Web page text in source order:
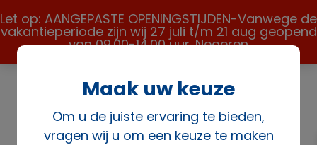
Let op: AANGEPASTE OPENINGSTIJDEN-Vanwege de
vakantieperiode zijn wij 27 juli t/m 21 aug geopend
van 09.00-14.00 uur.Negeren
Maak uw keuze
Om u de juiste ervaring te bieden,
vragen wij u om een keuze te maken